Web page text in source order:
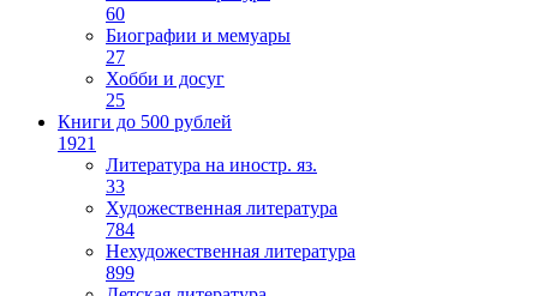
60
Биографии и мемуары
27
Хобби и досуг
25
Книги до 500 рублей
1921
Литература на иностр. яз.
33
Художественная литература
784
Нехудожественная литература
899